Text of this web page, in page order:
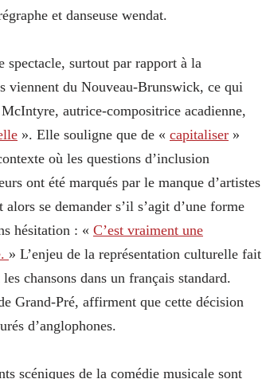
et danseuse wendat.
spectacle, surtout par rapport à la
viennent du Nouveau-Brunswick, ce qui
autrice-compositrice acadienne,
». Elle souligne que de « capitaliser »
où les questions d’inclusion
ont été marqués par le manque d’artistes
alors se demander s’il s’agit d’une forme
hésitation : « C’est vraiment une
» L’enjeu de la représentation culturelle fait
chansons dans un français standard.
Grand-Pré, affirment que cette décision
d’anglophones.
scéniques de la comédie musicale sont